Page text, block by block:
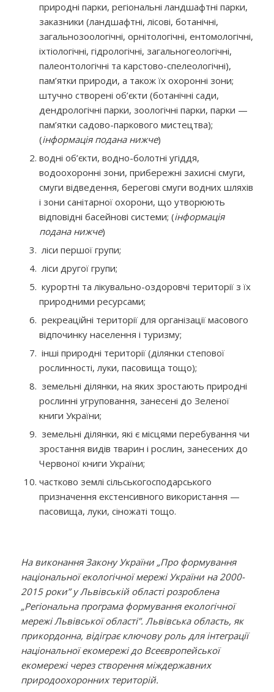
природні парки, регіональні ландшафтні парки,
заказники (ландшафтні, лісові, ботанічні,
загальнозоологічні, орнітологічні, ентомологічні,
іхтіологічні, гідрологічні, загальногеологічні,
палеонтологічні та карстово-спелеологічні),
пам’ятки природи, а також їх охоронні зони;
штучно створені об’єкти (ботанічні сади,
дендрологічні парки, зоологічні парки, парки —
пам’ятки садово-паркового мистецтва);
(інформація подана нижче)
водні об’єкти, водно-болотні угіддя,
водоохоронні зони, прибережні захисні смуги,
смуги відведення, берегові смуги водних шляхів
і зони санітарної охорони, що утворюють
відповідні басейнові системи; (інформація
подана нижче)
ліси першої групи;
ліси другої групи;
курортні та лікувально-оздоровчі території з їх
природними ресурсами;
рекреаційні території для організації масового
відпочинку населення і туризму;
інші природні території (ділянки степової
рослинності, луки, пасовища тощо);
земельні ділянки, на яких зростають природні
рослинні угруповання, занесені до Зеленої
книги України;
земельні ділянки, які є місцями перебування чи
зростання видів тварин і рослин, занесених до
Червоної книги України;
частково землі сільськогосподарського
призначення екстенсивного використання —
пасовища, луки, сіножаті тощо.
На виконання Закону України „Про формування
національної екологічної мережі України на 2000-
2015 роки” у Львівській області розроблена
„Регіональна програма формування екологічної
мережі Львівської області”. Львівська область, як
прикордонна, відіграє ключову роль для інтеграції
національної екомережі до Всеєвропейської
екомережі через створення міждержавних
природоохоронних територій.